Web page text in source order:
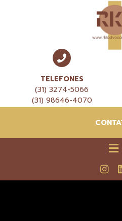
TELEFONES
(31) 3274-5066
(31) 98646-4070